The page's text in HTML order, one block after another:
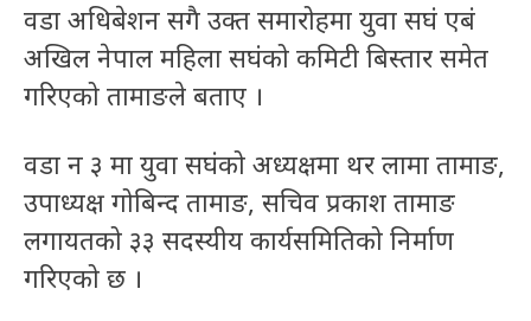
वडा अधिबेशन सगै उक्त समारोहमा युवा सघं एबं
अखिल नेपाल महिला सघंको कमिटी बिस्तार समेत
गरिएको तामाङले बताए ।
वडा न ३ मा युवा सघंको अध्यक्षमा थर लामा तामाङ,
उपाध्यक्ष गोबिन्द तामाङ, सचिव प्रकाश तामाङ
लगायतको ३३ सदस्यीय कार्यसमितिको निर्माण
गरिएको छ ।